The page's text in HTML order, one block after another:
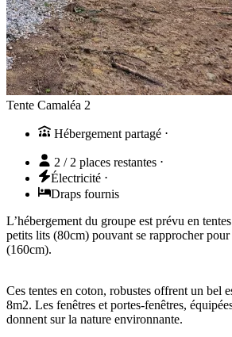
Tente Camaléa 2
Hébergement partagé ⋅
2 / 2 places restantes ⋅
Électricité ⋅
Draps fournis
L’hébergement du groupe est prévu en
petits lits (80cm) pouvant se rapprocher
(160cm).
Ces tentes en coton, robustes offrent un bel
8m2. Les fenêtres et portes-fenêtres,
donnent sur la nature environnante.